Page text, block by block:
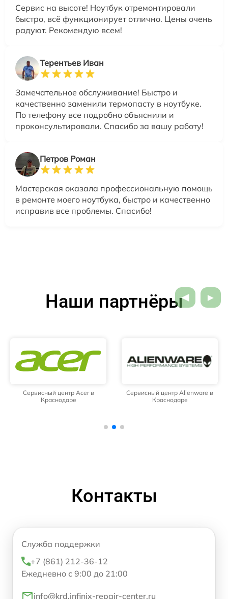
Сервис на высоте! Ноутбук отремонтировали
быстро, всё функционирует отлично. Цены очень
радуют. Рекомендую всем!
Терентьев Иван
Замечательное обслуживание! Быстро и
качественно заменили термопасту в ноутбуке.
По телефону все подробно объяснили и
проконсультировали. Спасибо за вашу работу!
Петров Роман
Мастерская оказала профессиональную помощь
в ремонте моего ноутбука, быстро и качественно
исправив все проблемы. Спасибо!
Наши партнёры
Сервисный центр Acer в
Краснодаре
Сервисный центр Alienware в
Краснодаре
Контакты
Служба поддержки
+7 (861) 212-36-12
Ежедневно с 9:00 до 21:00
info@krd.infinix-repair-center.ru